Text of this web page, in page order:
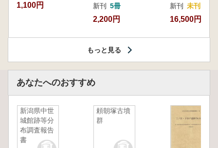
1,100円 新刊 5冊
2,200円
新刊 未刊
16,500円
もっと見る
あなたへのおすすめ
新潟県中世
城館跡等分
布調査報告
書
頼朝塚古墳
群